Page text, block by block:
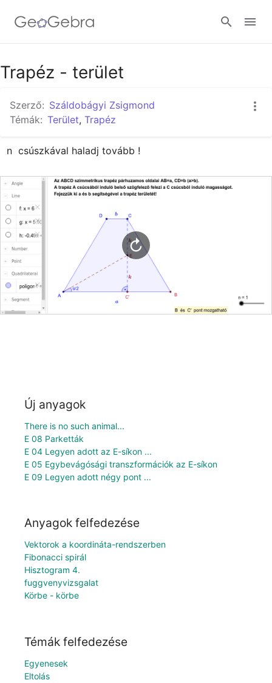
Google Classroom
GeoGebra Classroom
Bejelentkezés
Trapéz - terület
Szerző: Száldobágyi Zsigmond
Témák: Terület, Trapéz
n  csúszkával haladj tovább !
Új anyagok
There is no such animal...
E 08 Parketták
E 04 Legyen adott az E-síkon ...
E 05 Egybevágósági transzformációk az E-síkon
E 09 Legyen adott négy pont ...
Anyagok felfedezése
Vektorok a koordináta-rendszerben
Fibonacci spirál
Hisztogram 4.
fuggvenyvizsgalat
Körbe - körbe
Témák felfedezése
Egyenesek
Eltolás